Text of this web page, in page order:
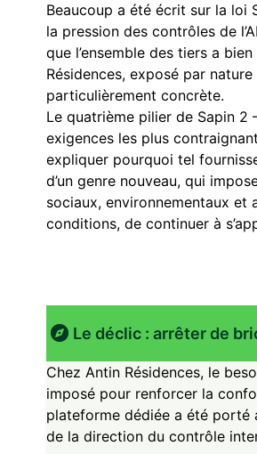
Beaucoup a été écrit sur la loi
la pression des contrôles de
que l’ensemble des tiers a
Résidences, exposé par
particulièrement concrète.
Le quatrième pilier de Sapin
exigences les plus
expliquer pourquoi tel
d’un genre nouveau, qui
sociaux, environnementaux et
conditions, de continuer à
Le déclic : arrêter de
Chez Antin Résidences, le
imposé pour renforcer la
plateforme dédiée a été porté
de la direction du contrôle